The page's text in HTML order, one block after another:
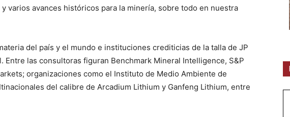
varios avances históricos para la minería, sobre todo en nuestra
del país y el mundo e instituciones crediticias de la talla de JP
Entre las consultoras figuran Benchmark Mineral Intelligence, S&P
organizaciones como el Instituto de Medio Ambiente de
del calibre de Arcadium Lithium y Ganfeng Lithium, entre